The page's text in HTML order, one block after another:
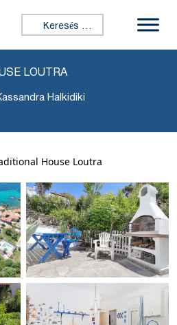
Keresés:
LOUTRA
Halkidiki
House Loutra